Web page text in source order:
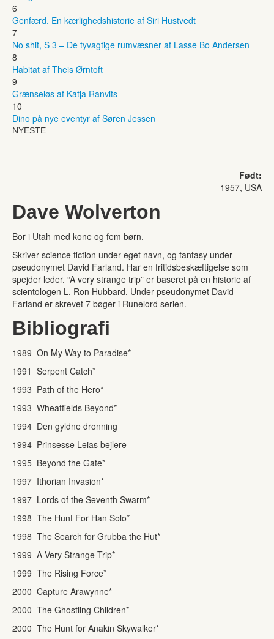
6
Genfærd. En kærlighedshistorie af Siri Hustvedt
7
No shit, S 3 – De tyvagtige rumvæsner af Lasse Bo Andersen
8
Habitat af Theis Ørntoft
9
Grænseløs af Katja Ranvits
10
Dino på nye eventyr af Søren Jessen
NYESTE
Født:
1957, USA
Dave Wolverton
Bor i Utah med kone og fem børn.
Skriver science fiction under eget navn, og fantasy under
pseudonymet David Farland. Har en fritidsbeskæftigelse som
spejder leder. “A very strange trip” er baseret på en historie af
scientologen L. Ron Hubbard. Under pseudonymet David
Farland er skrevet 7 bøger i Runelord serien.
Bibliografi
1989 On My Way to Paradise*
1991 Serpent Catch*
1993 Path of the Hero*
1993 Wheatfields Beyond*
1994 Den gyldne dronning
1994 Prinsesse Leias bejlere
1995 Beyond the Gate*
1997 Ithorian Invasion*
1997 Lords of the Seventh Swarm*
1998 The Hunt For Han Solo*
1998 The Search for Grubba the Hut*
1999 A Very Strange Trip*
1999 The Rising Force*
2000 Capture Arawynne*
2000 The Ghostling Children*
2000 The Hunt for Anakin Skywalker*